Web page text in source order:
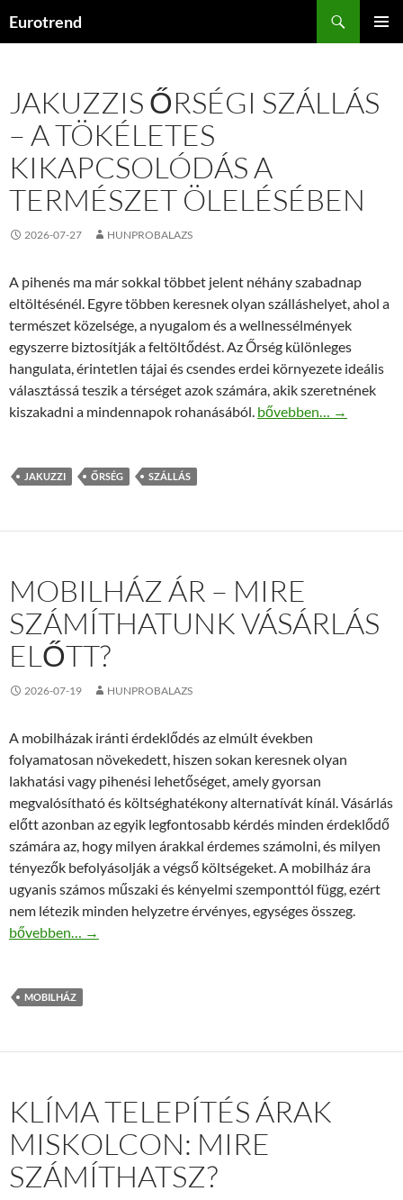
Eurotrend
JAKUZZIS ŐRSÉGI SZÁLLÁS
– A TÖKÉLETES
KIKAPCSOLÓDÁS A
TERMÉSZET ÖLELÉSÉBEN
2026-07-27 HUNPROBALAZS
A pihenés ma már sokkal többet jelent néhány szabadnap
eltöltésénél. Egyre többen keresnek olyan szálláshelyet, ahol a
természet közelsége, a nyugalom és a wellnessélmények
egyszerre biztosítják a feltöltődést. Az Őrség különleges
hangulata, érintetlen tájai és csendes erdei környezete ideális
választássá teszik a térséget azok számára, akik szeretnének
kiszakadni a mindennapok rohanásából. Jakuzzis őrségi szállás
bővebben… →
JAKUZZI ŐRSÉG SZÁLLÁS
MOBILHÁZ ÁR – MIRE
SZÁMÍTHATUNK VÁSÁRLÁS
ELŐTT?
2026-07-19 HUNPROBALAZS
A mobilházak iránti érdeklődés az elmúlt években
folyamatosan növekedett, hiszen sokan keresnek olyan
lakhatási vagy pihenési lehetőséget, amely gyorsan
megvalósítható és költséghatékony alternatívát kínál. Vásárlás
előtt azonban az egyik legfontosabb kérdés minden érdeklődő
számára az, hogy milyen árakkal érdemes számolni, és milyen
tényezők befolyásolják a végső költségeket. A mobilház ára
ugyanis számos műszaki és kényelmi szemponttól függ, ezért
nem létezik minden helyzetre érvényes, egységes összeg.
Mobilház ár – mire számíthatunk vásárlás előtt?
bővebben… →
MOBILHÁZ
KLÍMA TELEPÍTÉS ÁRAK
MISKOLCON: MIRE
SZÁMÍTHATSZ?